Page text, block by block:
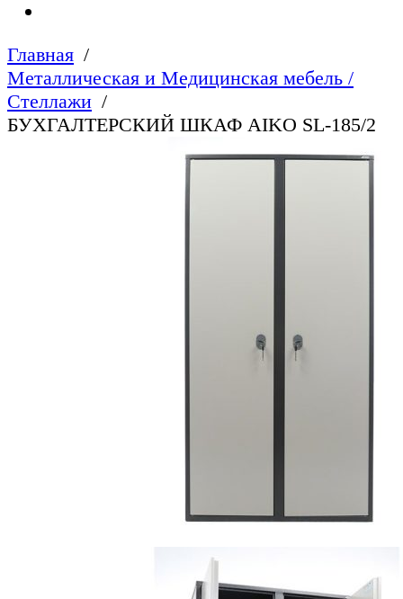
Главная
Металлическая и Медицинская мебель /
Стеллажи
БУХГАЛТЕРСКИЙ ШКАФ AIKO SL-185/2